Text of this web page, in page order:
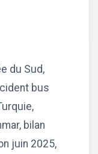
du Sud,
bus
bilan
juin 2025,